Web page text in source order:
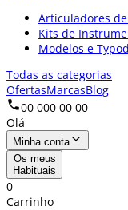
Articuladores
Kits de
Modelos e
Todas as categorias
OfertasMarcasBlog
00 000 00 00
Olá
Minha conta
Os meus
Habituais
0
Carrinho